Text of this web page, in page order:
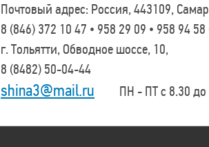
Почтовый адрес: Россия, 443109,
8 (846) 372 10 47 • 958 29 09 • 958 94
г. Тольятти, Обводное шоссе, 10,
8 (8482) 50-04-44
shina3@mail.ru ПН - ПТ с 8.30 до